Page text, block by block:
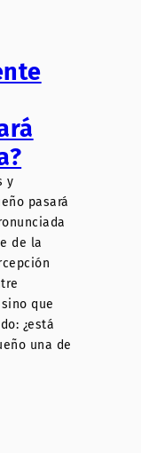
y
pasará
de la
que
¿está
una de